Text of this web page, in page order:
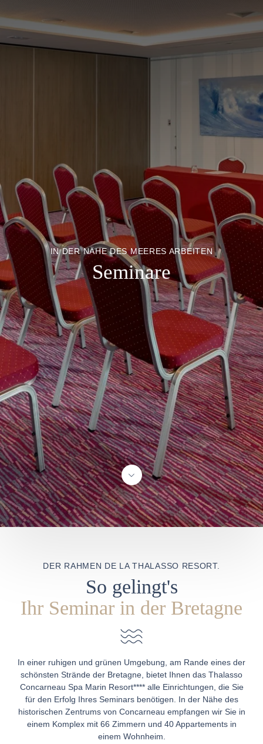
IN DER NÄHE DES MEERES ARBEITEN
Seminare
DER RAHMEN DE LA THALASSO RESORT.
So gelingt's
Ihr Seminar in der Bretagne
In einer ruhigen und grünen Umgebung, am Rande eines der
schönsten Strände der Bretagne, bietet Ihnen das Thalasso
Concarneau Spa Marin Resort**** alle Einrichtungen, die Sie
für den Erfolg Ihres Seminars benötigen. In der Nähe des
historischen Zentrums von Concarneau empfangen wir Sie in
einem Komplex mit 66 Zimmern und 40 Appartements in
einem Wohnheim.